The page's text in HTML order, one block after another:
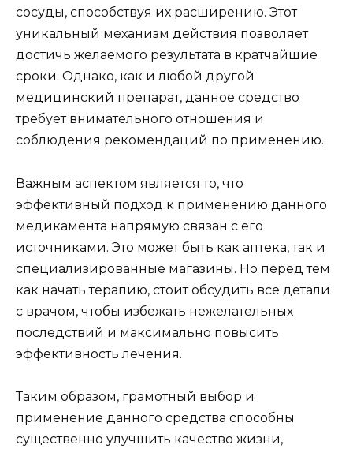
сосуды, способствуя их расширению. Этот
уникальный механизм действия позволяет
достичь желаемого результата в кратчайшие
сроки. Однако, как и любой другой
медицинский препарат, данное средство
требует внимательного отношения и
соблюдения рекомендаций по применению.
Важным аспектом является то, что
эффективный подход к применению данного
медикамента напрямую связан с его
источниками. Это может быть как аптека, так и
специализированные магазины. Но перед тем
как начать терапию, стоит обсудить все детали
с врачом, чтобы избежать нежелательных
последствий и максимально повысить
эффективность лечения.
Таким образом, грамотный выбор и
применение данного средства способны
существенно улучшить качество жизни,